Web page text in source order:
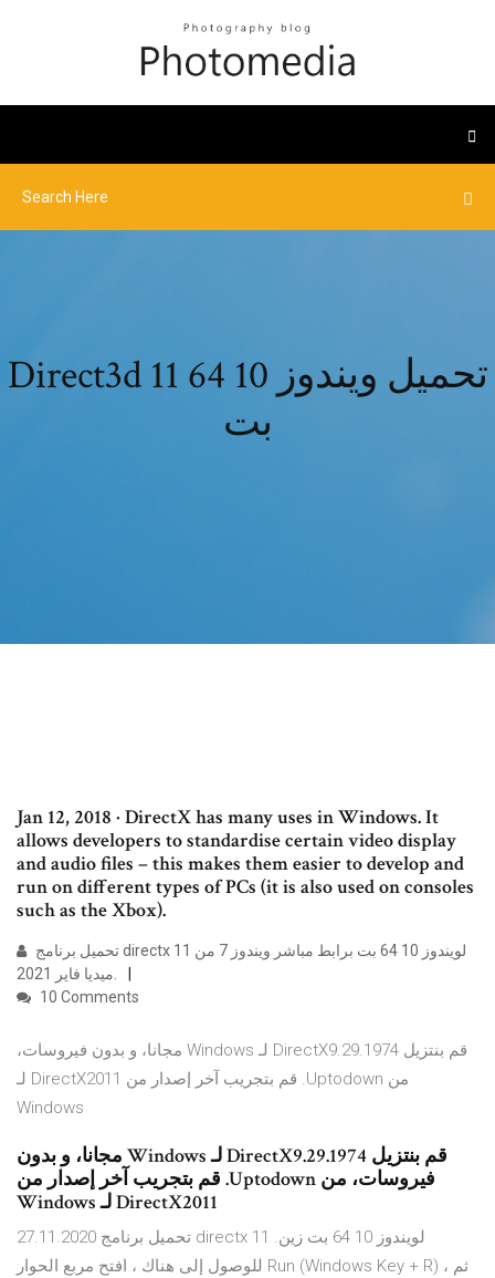
Direct3d 11 تحميل ويندوز 10 64
بت
Jan 12, 2018 · DirectX has many uses in Windows. It
allows developers to standardise certain video display
and audio files – this makes them easier to develop and
run on different types of PCs (it is also used on consoles
such as the Xbox).
ميديا فاير 2021.
10 Comments
‫قم بنتزيل DirectX9.29.1974 لـ Windows مجانا، و بدون فيروسات،
من Uptodown. قم بتجريب آخر إصدار من DirectX2011 لـ
Windows
‫قم بنتزيل DirectX9.29.1974 لـ Windows مجانا، و بدون
فيروسات، من Uptodown. قم بتجريب آخر إصدار من
DirectX2011 لـ Windows
27.11.2020 تحميل برنامج directx 11 لويندوز 10 64 بت زين.
للوصول إلى هناك ، افتح مربع الحوار Run (Windows Key + R) ، ثم